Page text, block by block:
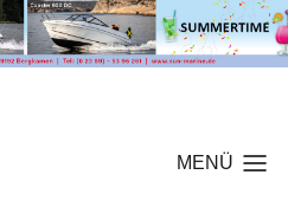
MENÜ